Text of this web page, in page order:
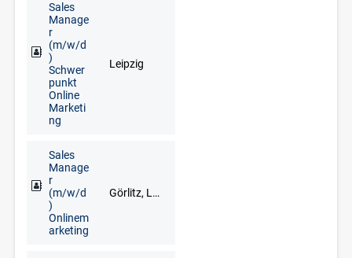
Sales
Manage
r
(m/w/d
)
Schwer
punkt
Online
Marketi
ng
Leipzig
Sales
Manage
r
(m/w/d
)
Onlinem
arketing
Görlitz, Löbau, Zittau